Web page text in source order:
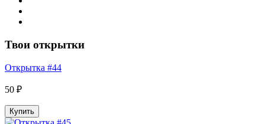
Твои открытки
Открытка #44
50 ₽
Купить